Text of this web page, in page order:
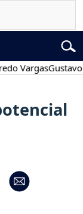
Gustavo Petro